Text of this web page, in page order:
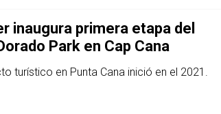
inaugura primera etapa del
Park en Cap Cana
turístico en Punta Cana inició en el 2021.